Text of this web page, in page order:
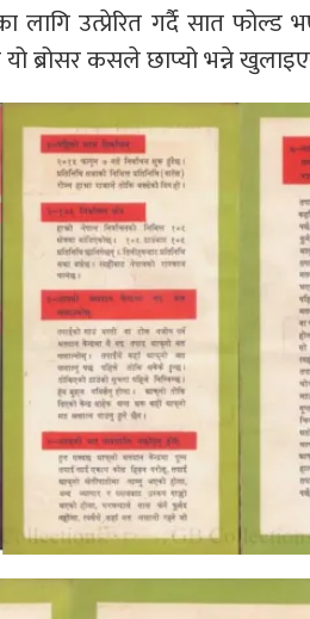
लागि उत्प्रेरित गर्दै सात
ब्रोसर कसले छाप्यो भन्ने